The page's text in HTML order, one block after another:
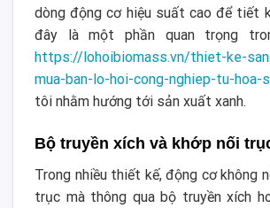
dòng động cơ hiệu suất cao để tiết
đây là một phần quan trọng
https://lohoibiomass.vn/thiet-ke-
mua-ban-lo-hoi-cong-nghiep-tu-hoa-
tôi nhằm hướng tới sản xuất xanh.
Bộ truyền xích và khớp nối
Trong nhiều thiết kế, động cơ không
trục mà thông qua bộ truyền xích